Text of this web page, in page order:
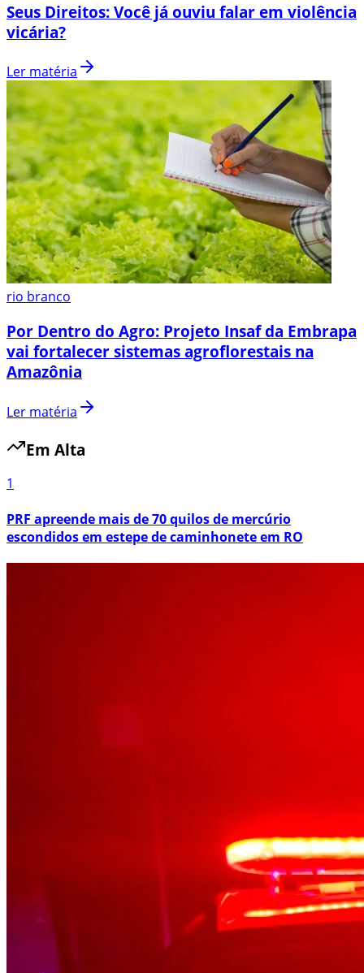
Seus Direitos: Você já ouviu falar em violência
vicária?
Ler matéria
rio branco
Por Dentro do Agro: Projeto Insaf da Embrapa
vai fortalecer sistemas agroflorestais na
Amazônia
Ler matéria
Em Alta
1
PRF apreende mais de 70 quilos de mercúrio
escondidos em estepe de caminhonete em RO